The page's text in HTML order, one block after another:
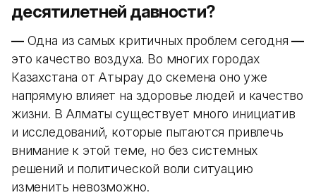
десятилетней давности?
—Одна из самых критичных проблем сегодня—
это качество воздуха. Во многих городах
Казахстана от Атырау до Өскемена оно уже
напрямую влияет на здоровье людей и качество
жизни. В Алматы существует много инициатив
и исследований, которые пытаются привлечь
внимание к этой теме, но без системных
решений и политической воли ситуацию
изменить невозможно.